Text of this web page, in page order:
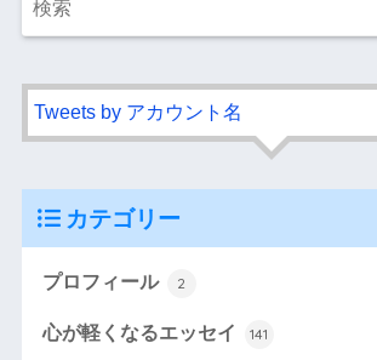
Tweets by アカウント名
カテゴリー
プロフィール 2
心が軽くなるエッセイ 141